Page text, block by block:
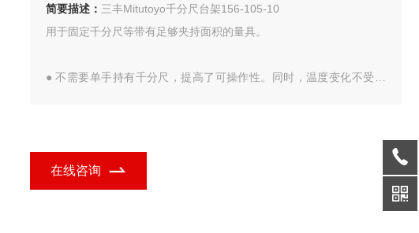
简要描述： 三丰Mitutoyo千分尺台架156-105-10
用于固定千分尺等带有足够夹持面积的量具。
● 不需要单手持有千分尺，提高了可操作性。同时，温度变化不受体
在线咨询